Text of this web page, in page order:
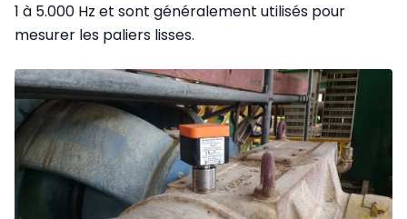
1 à 5.000 Hz et sont généralement utilisés pour
mesurer les paliers lisses.